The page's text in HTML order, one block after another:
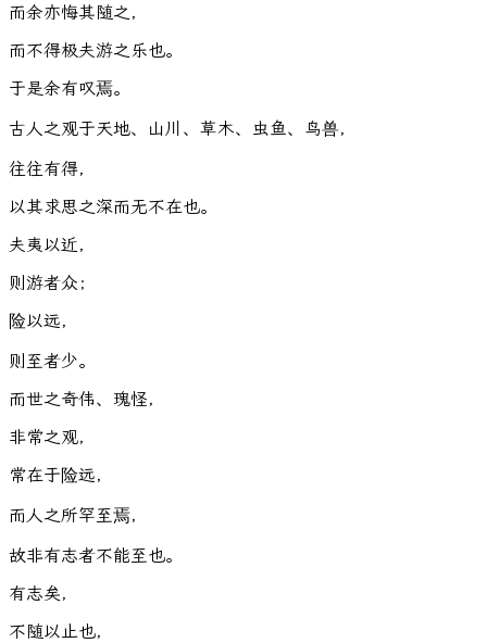
而余亦悔其随之，
而不得极夫游之乐也。
于是余有叹焉。
古人之观于天地、 山川 、 草木、 虫鱼、 鸟兽，
往往有得，
以其求思之深而无不在也。
夫 夷以近，
则游者众 ；
险以远，
则 至者少。
而世之奇伟、 瑰怪，
非常之观，
常在于险远，
而人之所罕至焉，
故非有志者不能至也。
有志矣，
不随以止也，